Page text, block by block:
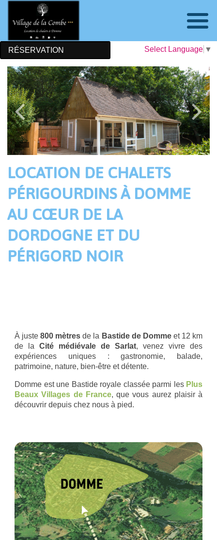
Select Language ▼
RÉSERVATION
Previous
LOCATION DE CHALETS
PÉRIGOURDINS À DOMME
AU CŒUR DE LA
DORDOGNE ET DU
PÉRIGORD NOIR
À juste800 mètres de la Bastide de Dommeet 12 km
de la Cité médiévale de Sarlat, venez vivre des
expériences uniques : gastronomie, balade,
patrimoine, nature, bien-être et détente.
Domme est une Bastide royale classée parmi les Plus
Beaux Villages de France, que vous aurez plaisir à
découvrir depuis chez nous à pied.